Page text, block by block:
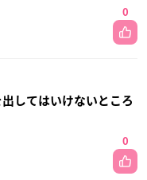
0
してはいけないところ
0